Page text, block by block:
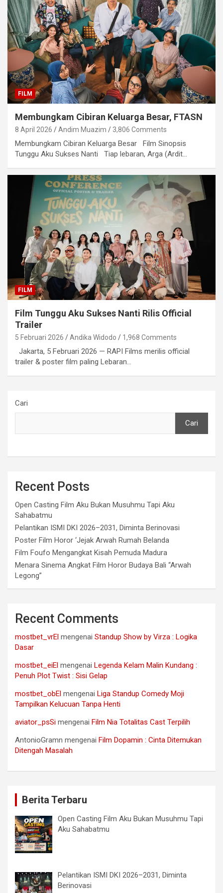
FILM
Membungkam Cibiran Keluarga Besar, FTASN
8 April 2026 Andim Muazim 3,806 Comments
Membungkam Cibiran Keluarga Besar Film Sinopsis
Tunggu Aku Sukses Nanti Tiap lebaran, Arga (Ardit…
FILM
Film Tunggu Aku Sukses Nanti Rilis Official
Trailer
5 Februari 2026 Andika Widodo 1,968 Comments
Jakarta, 5 Februari 2026 — RAPI Films merilis official
trailer & poster film paling Lebaran…
Cari
Cari
Recent Posts
Open Casting Film Aku Bukan Musuhmu Tapi Aku
Sahabatmu
Pelantikan ISMI DKI 2026–2031, Diminta Berinovasi
Poster Film Horor ‘Jejak Arwah Rumah Belanda
Film Foufo Mengangkat Kisah Pemuda Madura
Menara Sinema Angkat Film Horor Budaya Bali “Arwah
Legong”
Recent Comments
mostbet_vrEl mengenai Standup Show by Virza : Logika
Dasar
mostbet_eiEl mengenai Legenda Kelam Malin Kundang :
Penuh Plot Twist : Sisi Gelap
mostbet_obEl mengenai Liga Standup Comedy Moji
Tampilkan Kelucuan Tanpa Henti
aviator_psSi mengenai Film Nia Totalitas Cast Terpilih
AntonioGramn mengenai Film Dopamin : Cinta Ditemukan
Ditengah Masalah
Berita Terbaru
Open Casting Film Aku Bukan Musuhmu Tapi
Aku Sahabatmu
Pelantikan ISMI DKI 2026–2031, Diminta
Berinovasi